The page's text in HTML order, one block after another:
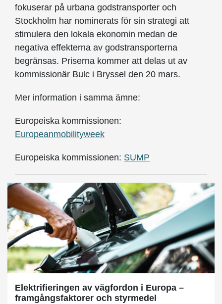
fokuserar på urbana godstransporter och
Stockholm har nominerats för sin strategi att
stimulera den lokala ekonomin medan de
negativa effekterna av godstransporterna
begränsas. Priserna kommer att delas ut av
kommissionär Bulc i Bryssel den 20 mars.
Mer information i samma ämne:
Europeiska kommissionen:
Europeanmobilityweek
Europeiska kommissionen: SUMP
Elektrifieringen av vägfordon i Europa –
framgångsfaktorer och styrmedel